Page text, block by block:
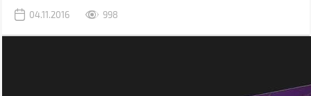
дуже корисних порад по догляду за монітором, щоб максимально
04.11.2016 998